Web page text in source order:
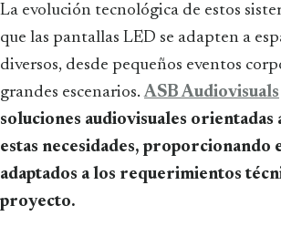
La evolución tecnológica de estos
que las pantallas LED se adapten a
diversos, desde pequeños eventos
grandes escenarios.ASB Audiovisuals
soluciones audiovisuales orientadas
estas necesidades, proporcionando
adaptados a los requerimientos
proyecto.